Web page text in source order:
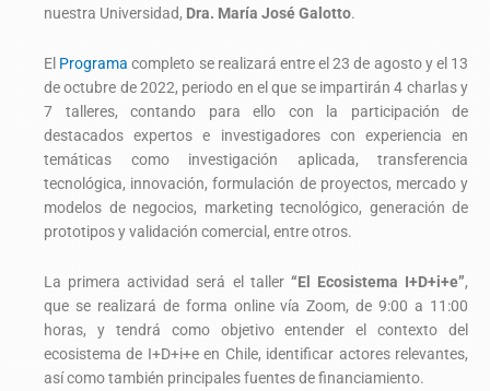
nuestra Universidad, Dra. María José Galotto.
El Programa completo se realizará entre el 23 de agosto y el 13
de octubre de 2022, periodo en el que se impartirán 4 charlas y
7 talleres, contando para ello con la participación de
destacados expertos e investigadores con experiencia en
temáticas como investigación aplicada, transferencia
tecnológica, innovación, formulación de proyectos, mercado y
modelos de negocios, marketing tecnológico, generación de
prototipos y validación comercial, entre otros.
La primera actividad será el taller “El Ecosistema I+D+i+e”,
que se realizará de forma online vía Zoom, de 9:00 a 11:00
horas, y tendrá como objetivo entender el contexto del
ecosistema de I+D+i+e en Chile, identificar actores relevantes,
así como también principales fuentes de financiamiento.